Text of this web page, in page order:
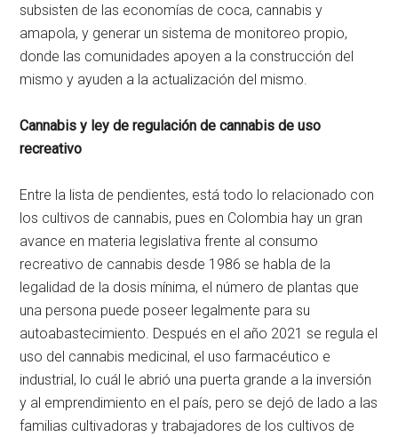
subsisten de las economías de coca, cannabis y
amapola, y generar un sistema de monitoreo propio,
donde las comunidades apoyen a la construcción del
mismo y ayuden a la actualización del mismo.
Cannabis y ley de regulación de cannabis de uso
recreativo
Entre la lista de pendientes, está todo lo relacionado con
los cultivos de cannabis, pues en Colombia hay un gran
avance en materia legislativa frente al consumo
recreativo de cannabis desde 1986 se habla de la
legalidad de la dosis mínima, el número de plantas que
una persona puede poseer legalmente para su
autoabastecimiento. Después en el año 2021 se regula el
uso del cannabis medicinal, el uso farmacéutico e
industrial, lo cuál le abrió una puerta grande a la inversión
y al emprendimiento en el país, pero se dejó de lado a las
familias cultivadoras y trabajadores de los cultivos de